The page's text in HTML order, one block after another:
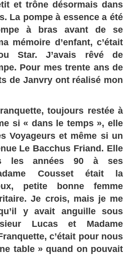
et trône désormais dans
La pompe à essence a été
à bras avant de se
mémoire d’enfant, c’était
Star. J’avais rêvé de
Pour mes trente ans de
de Janvry ont réalisé mon
toujours restée à
si « dans le temps », elle
Voyageurs et même si un
Le Bacchus Friand. Elle
les années 90 à ses
Cousset était la
petite bonne femme
Je crois, mais je me
y avait anguille sous
Lucas et Madame
c’était pour nous
table » quand on pouvait